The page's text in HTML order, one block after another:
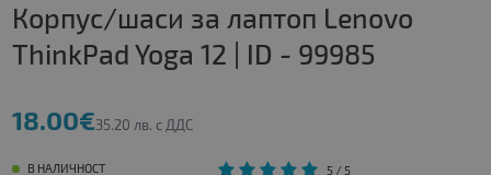
Корпус/шаси за лаптоп Lenovo
ThinkPad Yoga 12 | ID - 99985
18.00€35.20 лв. с ДДС
В НАЛИЧНОСТ 5/ 5